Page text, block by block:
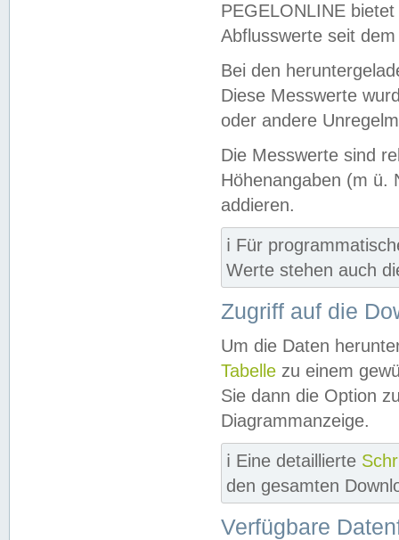
PEGELONLINE
Abflusswerte seit
Bei den
Diese Messwerte
oder andere
Die Messwerte sind
Höhenangaben (m ü.
addieren.
ℹ️ Für
Werte stehen auch
Zugriff auf die
Um die Daten
Tabelle zu einem
Sie dann die Option
Diagrammanzeige.
ℹ️ Eine detaillierte
den gesamten
Verfügbare